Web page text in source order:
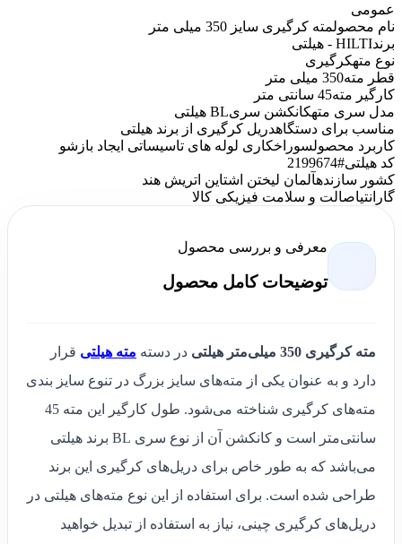
عمومی
نام محصولمته کرگیری سایز 350 میلی متر
برندHILTI - هیلتی
نوع متهکرگیری
قطر مته350 میلی متر
کارگیر مته45 سانتی متر
مدل سری متهکانکشن سریBL هیلتی
مناسب برای دستگاهدریل کرگیری از برند هیلتی
کاربرد محصولسوراخکاری لوله های تاسیساتی ایجاد بازشو
کد هیلتی#2199674
کشور سازندهآلمان لیختن اشتاین اتریش هند
گارانتیاصالت و سلامت فیزیکی کالا
معرفی و بررسی محصول
توضیحات کامل محصول
مته کرگیری 350 میلی‌متر هیلتی در دسته مته‌ هیلتی قرار
دارد و به عنوان یکی از مته‌های سایز بزرگ در تنوع سایز بندی
مته‌های کرگیری شناخته می‌شود. طول کارگیر این مته 45
سانتی‌متر است و کانکشن آن از نوع سری BL برند هیلتی
می‌باشد که به طور خاص برای دریل‌های کرگیری این برند
طراحی شده است. برای استفاده از این نوع مته‌های هیلتی در
دریل‌های کرگیری چینی، نیاز به استفاده از تبدیل خواهید